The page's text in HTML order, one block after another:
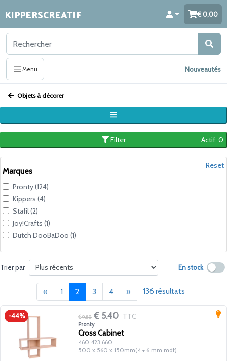
KIPPERSCREATIF 0,00
Menu Nouveautés
Objets à décorer
Filter Actif: 0
Reset
Marques
Pronty (124)
Kippers (4)
Stafil (2)
Joy!Crafts (1)
Dutch DooBaDoo (1)
Trier par En stock
«Précédent
1 2(current)
3 4 »Suivant136 résultats
-44% 9.58 5.40 TTC
Pronty
Cross Cabinet
460.423.660
500 x 560 x 150mm(4 + 6 mm mdf)